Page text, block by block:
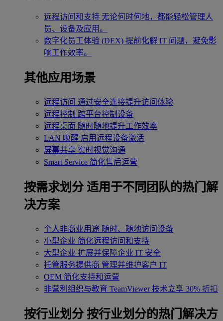
远程访问和支持 无论何时何地，都能轻松管理人
员、设备及应用。
数字化员工体验 (DEX) 提前化解 IT 问题，避免影
响工作效率。
其他应用场景
远程访问 通过安全连接提升访问体验
远程控制 跨平台控制设备
远程桌面 随时随地提升工作效率
LAN 唤醒 启用远程设备激活
屏幕共享 实时视觉沟通
Smart Service 简化售后运营
按需求划分 适用于不同团队的热门解
决方案
个人非商业用途 随时、随地访问设备
小型企业 简化远程访问和支持
大型企业 扩展并保障企业 IT 安全
托管服务提供商 管理并维护客户 IT
OEM 简化支持和运营
非营利组织与教育 TeamViewer 技术立享 30% 折扣
‌按行业划分 按行业划分的热门解决方